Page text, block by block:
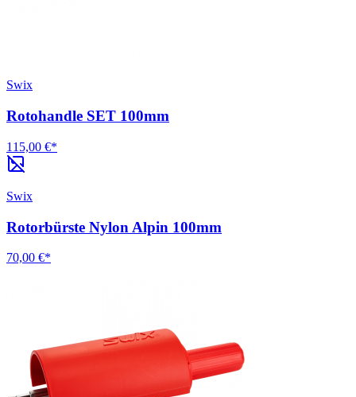
Swix
Rotohandle SET 100mm
115,00 €*
Swix
Rotorbürste Nylon Alpin 100mm
70,00 €*